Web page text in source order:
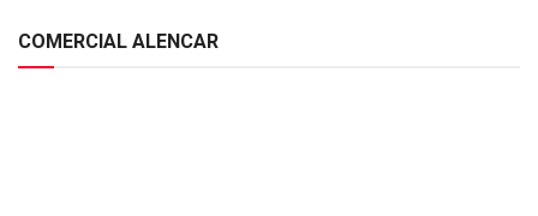
COMERCIAL ALENCAR